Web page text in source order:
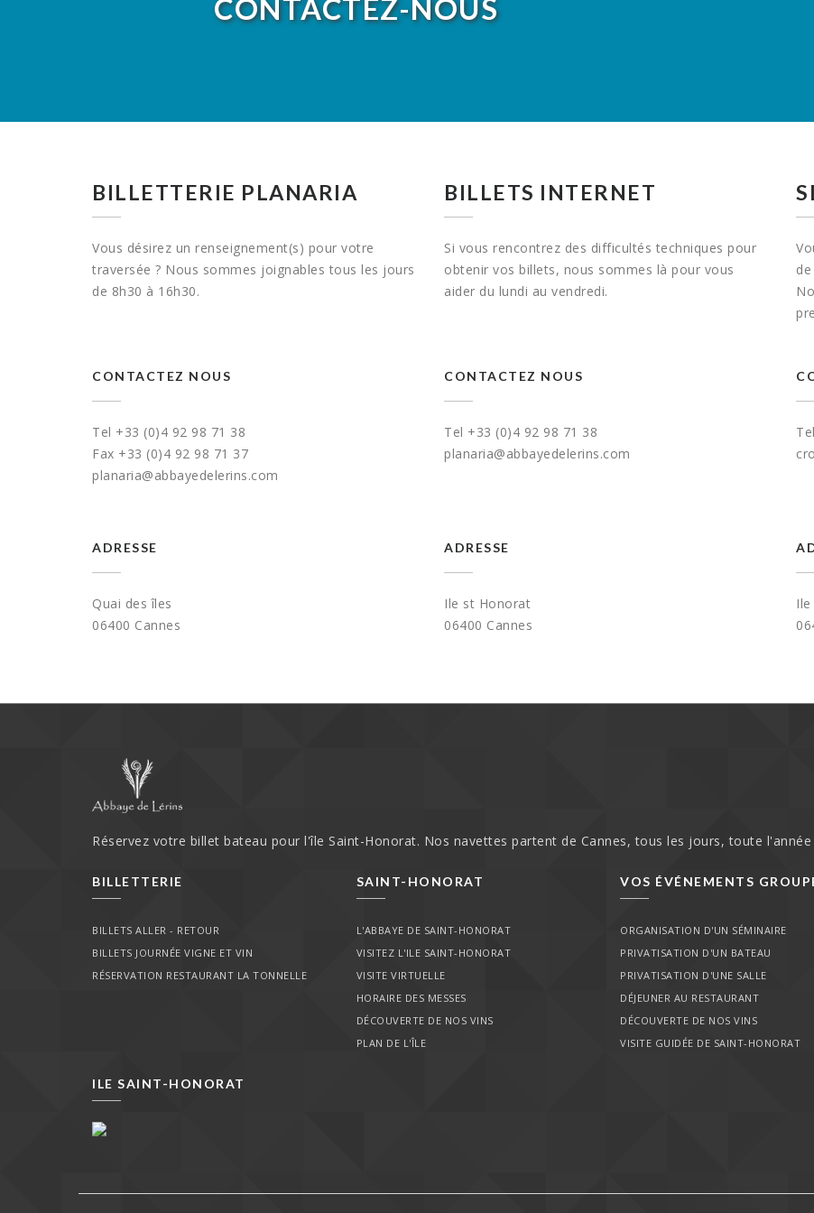
CONTACTEZ-NOUS
BILLETTERIE PLANARIA
Vous désirez un renseignement(s) pour votre
traversée ? Nous sommes joignables tous les jours
de 8h30 à 16h30.
CONTACTEZ NOUS
Tel +33 (0)4 92 98 71 38
Fax +33 (0)4 92 98 71 37
planaria@abbayedelerins.com
ADRESSE
Quai des îles
06400 Cannes
BILLETS INTERNET
Si vous rencontrez des difficultés techniques pour
obtenir vos billets, nous sommes là pour vous
aider du lundi au vendredi.
CONTACTEZ NOUS
Tel +33 (0)4 92 98 71 38
planaria@abbayedelerins.com
ADRESSE
Ile st Honorat
06400 Cannes
Réservez votre billet bateau pour l'île Saint-Honorat. Nos navettes partent de Cannes, tous les jours, toute
BILLETTERIE
BILLETS ALLER - RETOUR
BILLETS JOURNÉE VIGNE ET VIN
RÉSERVATION RESTAURANT LA TONNELLE
SAINT-HONORAT
L'ABBAYE DE SAINT-HONORAT
VISITEZ L'ILE SAINT-HONORAT
VISITE VIRTUELLE
HORAIRE DES MESSES
DÉCOUVERTE DE NOS VINS
PLAN DE L'ÎLE
VOS ÉVÉNEMENTS
ORGANISATION D'UN SÉMINAIRE
PRIVATISATION D'UN BATEAU
PRIVATISATION D'UNE SALLE
DÉJEUNER AU RESTAURANT
DÉCOUVERTE DE NOS VINS
VISITE GUIDÉE DE SAINT-HONORAT
ILE SAINT-HONORAT